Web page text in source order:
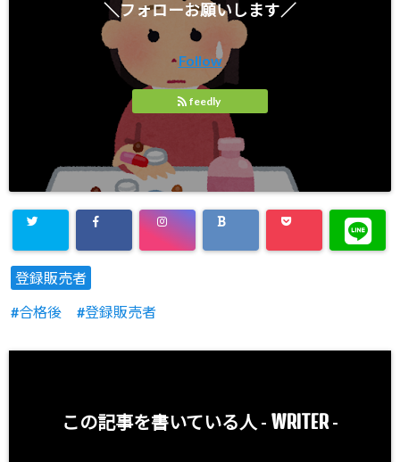
＼フォローお願いします／
Follow
feedly
登録販売者
合格後
登録販売者
この記事を書いている人 - WRITER-